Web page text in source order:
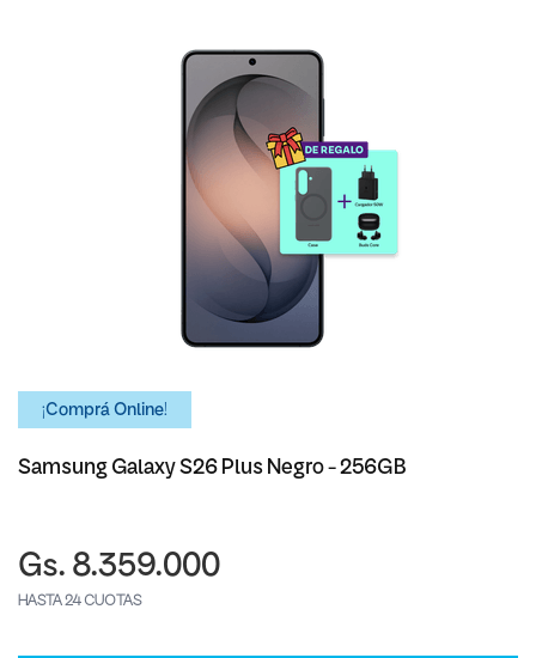
¡Comprá Online!
Samsung Galaxy S26 Plus Negro - 256GB
Gs. 8.359.000
HASTA 24 CUOTAS